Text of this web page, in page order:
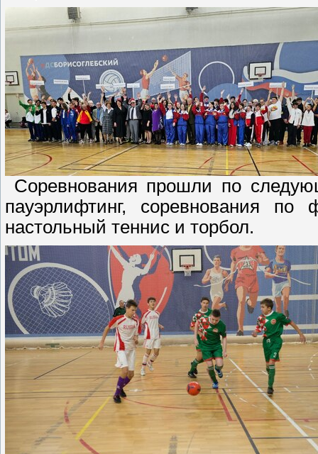
Соревнования прошли по
пауэрлифтинг, соревнования
настольный теннис и торбол.